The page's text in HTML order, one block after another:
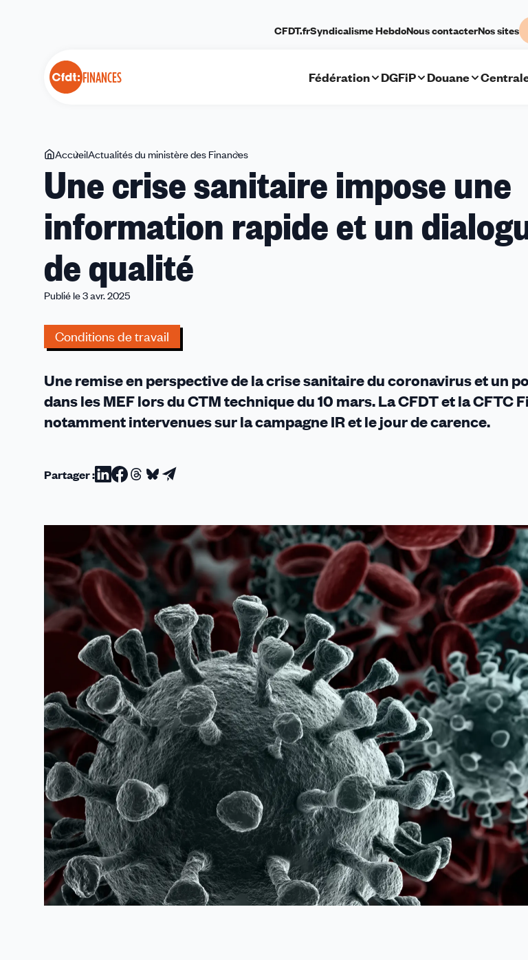
FINANCES
CFDT.frSyndicalisme HebdoNous contacterNos sites
Fédération DGFiP Douane
Vous
êtes
ici
AccueilActualités du ministère des Finances
crise
sanitaire
une
information
Une crise sanitaire impose une
information rapide et un
de qualité
Publié le 3 avr. 2025
Conditions de travail
Une remise en perspective de la crise sanitaire du coronavirus et un
dans les MEF lors du CTM technique du 10 mars. La CFDT et la CFTC
notamment intervenues sur la campagne IR et le jour de carence.
Partager :Partager
Linkedin
Partager
Facebook
Partager
Threads
Partager
Bluesky
Partager
email